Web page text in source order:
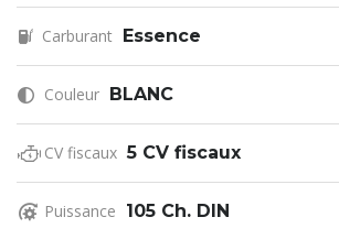
Carburant Essence
Couleur BLANC
CV fiscaux 5 CV fiscaux
Puissance 105 Ch. DIN